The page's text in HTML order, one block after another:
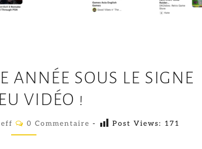
L
A
I
ANNÉE SOUS LE SIGNE
VIDÉO !
C
M
0 Commentaire - Post Views: 171